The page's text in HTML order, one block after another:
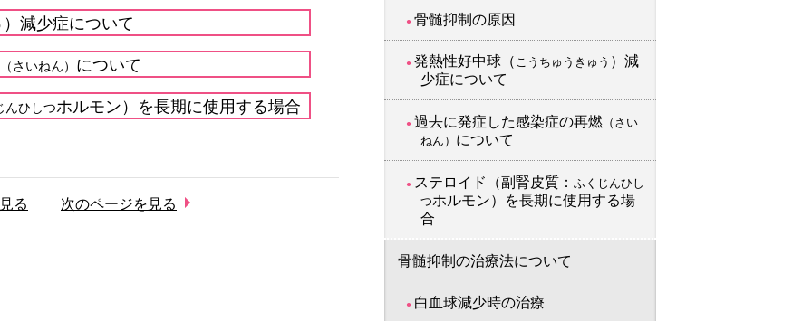
）減少症について
（さいねん） について
んひしつホルモン）を長期に使用する場合
る 次のページを見る
骨髄抑制の原因
発熱性好中球（こうちゅうきゅう ）減
少症について
過去に発症した感染症の再燃 （さい
ねん） について
ステロイド（副腎皮質： ふくじんひし
つホルモン）を長期に使用する場
合
骨髄抑制の治療法について
白血球減少時の治療